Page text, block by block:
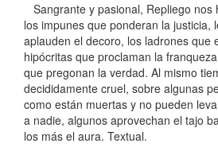
Sangrante y pasional, Repliego nos
los impunes que ponderan la justicia,
aplauden el decoro, los ladrones que
hipócritas que proclaman la
que pregonan la verdad. Al mismo
decididamente cruel, sobre algunas
como están muertas y no pueden
a nadie, algunos aprovechan el tajo
los más el aura. Textual.